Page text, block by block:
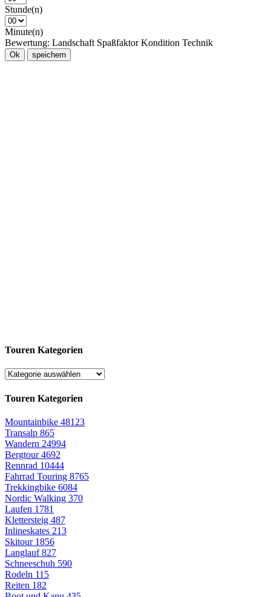
Stunde(n)
Minute(n)
Bewertung: Landschaft Spaßfaktor Kondition Technik
Ok speichern
Touren Kategorien
Touren Kategorien
Mountainbike 48123
Transalp 865
Wandern 24994
Bergtour4692
Rennrad 10444
Fahrrad Touring 8765
Trekkingbike 6084
Nordic Walking 370
Laufen 1781
Klettersteig 487
Inlineskates 213
Skitour 1856
Langlauf827
Schneeschuh 590
Rodeln 115
Reiten 182